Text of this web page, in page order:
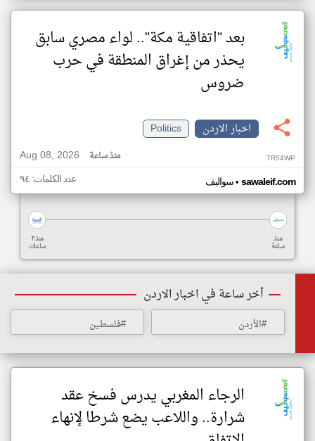
بعد "اتفاقية مكة".. لواء مصري سابق
يحذر من إغراق المنطقة في حرب
ضروس
اخبار الاردن
Politics
Aug 08, 2026
منذ ساعة TR54WP
سواليف• sawaleif.com عدد الكلمات: ٩٤
منذ ٣
ساعات
منذ
ساعة
أخر ساعة في اخبار الاردن
#الأردن #فلسطين
الرجاء المغربي يدرس فسخ عقد
شرارة.. واللاعب يضع شرطا لإنهاء